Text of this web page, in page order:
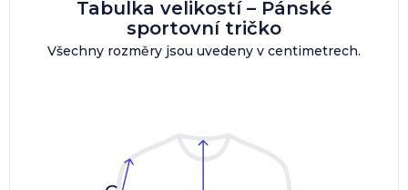
Tabulka velikostí – Pánské
sportovní tričko
Všechny rozměry jsou uvedeny v centimetrech.